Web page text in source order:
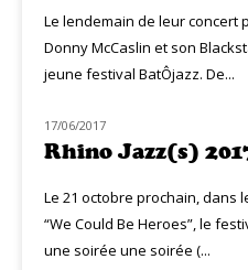
Le lendemain de leur concert
Donny McCaslin et son
jeune festival BatÔjazz. De...
JAZZ
17/06/2017
Rhino Jazz(s)
Le 21 octobre prochain, dans
“We Could Be Heroes”, le
une soirée une soirée (...